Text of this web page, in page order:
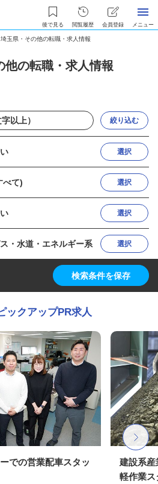
後で見る 閲覧履歴 会員登録 メニュー
埼玉県・その他の転職・求人情報
他の転職・求人情報
絞り込む
選択
べて) 選択
選択
・水道・エネルギー系 選択
検索条件を保存
ックアップPR求人
での営業配車スタッ
建設系産
軽作業ス